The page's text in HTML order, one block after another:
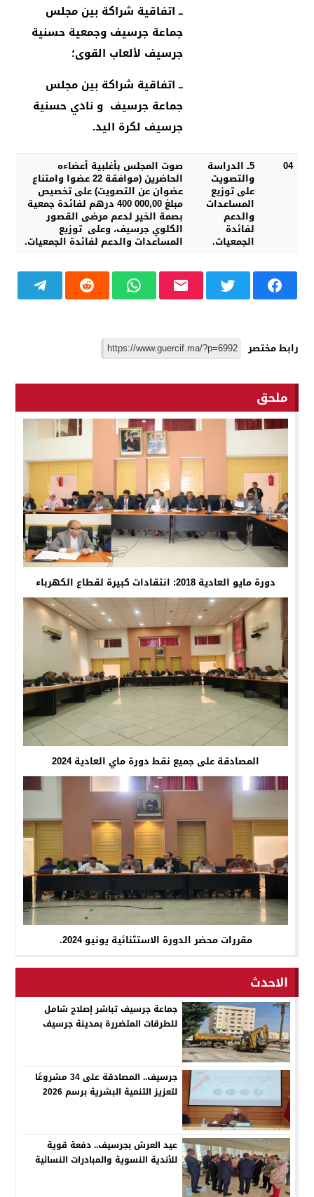
ــ اتفاقية شراكة بين مجلس
جماعة جرسيف وجمعية حسنية
جرسيف لألعاب القوى؛
ــ اتفاقية شراكة بين مجلس
جماعة جرسيف و نادي حسنية
جرسيف لكرة اليد.
04 5ــ الدراسة
والتصويت
على توزيع
المساعدات
والدعم
لفائدة
الجمعيات.
صوت المجلس بأغلبية أعضاءه
الحاضرين (موافقة 22 عضوا وامتناع
عضوان عن التصويت) على تخصيص
مبلغ 400 000,00 درهم لفائدة جمعية
بصمة الخير لدعم مرضى القصور
الكلوي جرسيف، وعلى توزيع
المساعدات والدعم لفائدة الجمعيات.
رابط مختصر
ملحق
دورة مايو العادية 2018: انتقادات كبيرة لقطاع الكهرباء
المصادقة على جميع نقط دورة ماي العادية 2024
مقررات محضر الدورة الاستثنائية يونيو 2024.
الاحدث
جماعة جرسيف تباشر إصلاح شامل
للطرقات المتضررة بمدينة جرسيف
جرسيف.. المصادقة على 34 مشروعًا
لتعزيز التنمية البشرية برسم 2026
عيد العرش بجرسيف.. دفعة قوية
للأندية النسوية والمبادرات النسائية